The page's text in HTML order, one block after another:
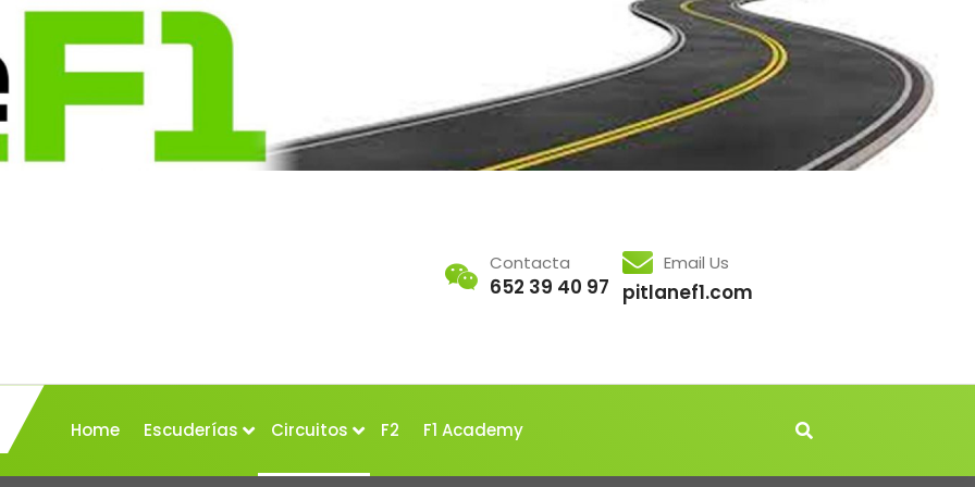
Contacta
652 39 40 97
Email Us
pitlanef1.com
Home Escuderías Circuitos F2 F1 Academy